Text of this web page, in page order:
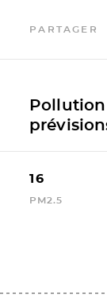
PARTAGER
16
PM2.5